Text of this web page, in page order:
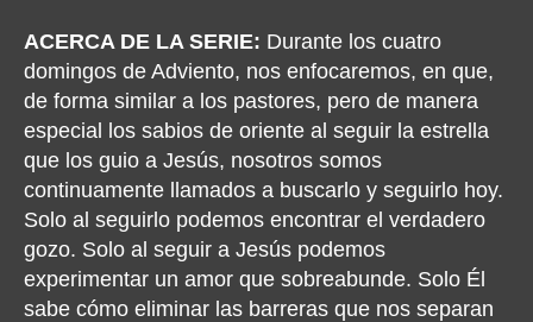
ACERCA DE LA SERIE: Durante los cuatro
domingos de Adviento, nos enfocaremos, en que,
de forma similar a los pastores, pero de manera
especial los sabios de oriente al seguir la estrella
que los guio a Jesús, nosotros somos
continuamente llamados a buscarlo y seguirlo hoy.
Solo al seguirlo podemos encontrar el verdadero
gozo. Solo al seguir a Jesús podemos
experimentar un amor que sobreabunde. Solo Él
sabe cómo eliminar las barreras que nos separan